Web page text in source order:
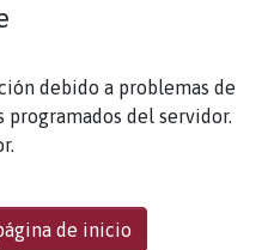
debido a problemas de
del servidor.
de inicio